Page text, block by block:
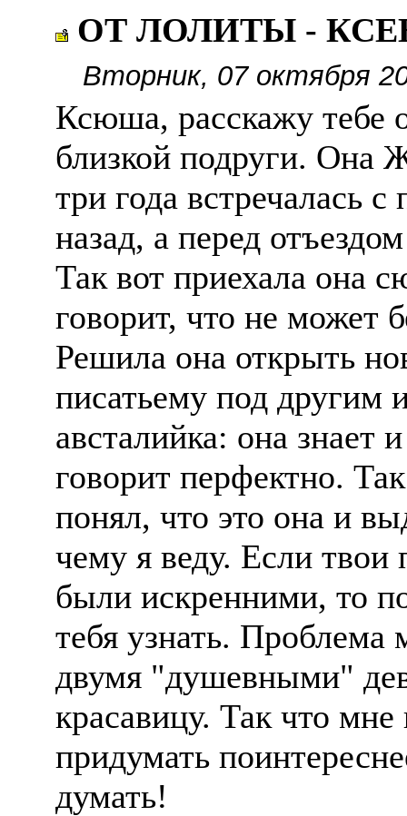
ОТ ЛОЛИТЫ -
Вторник, 07 октября
Ксюша, расскажу тебе
близкой подруги. Она
три года встречалась
назад, а перед
Так вот приехала она
говорит, что не может
Решила она открыть
писатьему под другим
австалийка: она знает
говорит перфектно.
понял, что это она и
чему я веду. Если
были искренними, то
тебя узнать.
двумя "душевными"
красавицу. Так что мне
придумать
думать!